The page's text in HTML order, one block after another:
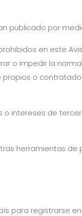
publicado por
en este
o impedir la
o
intereses de
herramientas
para registrarse en